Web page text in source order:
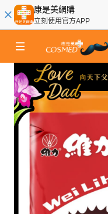
康是美網購
立刻使用官方APP